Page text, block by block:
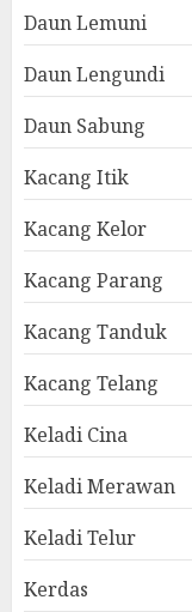
Daun Lemuni
Daun Lengundi
Daun Sabung
Kacang Itik
Kacang Kelor
Kacang Parang
Kacang Tanduk
Kacang Telang
Keladi Cina
Keladi Merawan
Keladi Telur
Kerdas